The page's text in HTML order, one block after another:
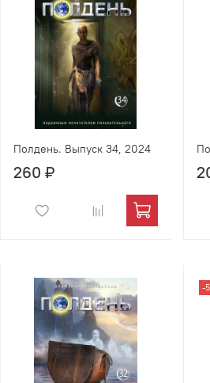
Полдень. Выпуск 34, 2024
260 ₽
-